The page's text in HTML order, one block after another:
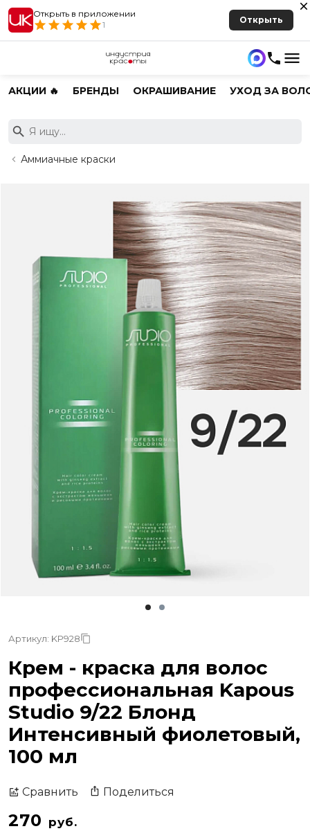
Открыть в приложении
1
Открыть
АКЦИИ 🔥 БРЕНДЫ ОКРАШИВАНИЕ УХОД ЗА
Аммиачные краски
Артикул: KP928
Крем - краска для волос
профессиональная Kapous
Studio 9/22 Блонд
Интенсивный фиолетовый,
100 мл
Сравнить Поделиться
270 руб.